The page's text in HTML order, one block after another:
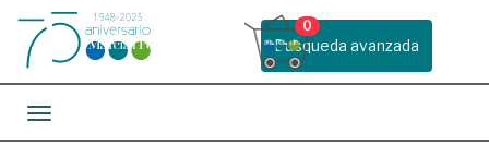
Busqueda avanzada
0
Toggle navigation